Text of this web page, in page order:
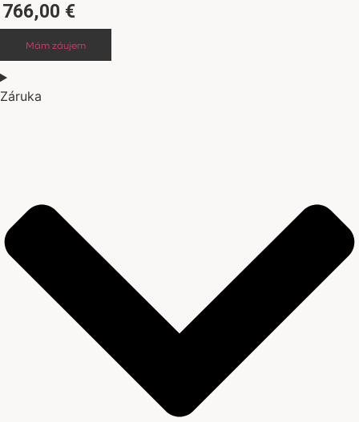
766,00 €
Mám záujem
Záruka